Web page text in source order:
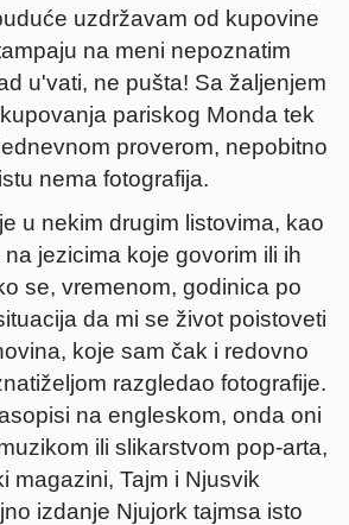
uzdržavam od kupovine
na meni nepoznatim
u'vati, ne pušta! Sa žaljenjem
pariskog Monda tek
proverom, nepobitno
nema fotografija.
u nekim drugim listovima, kao
jezicima koje govorim ili ih
se, vremenom, godinica po
da mi se život poistoveti
koje sam čak i redovno
razgledao fotografije.
na engleskom, onda oni
ili slikarstvom pop-arta,
magazini, Tajm i Njusvik
izdanje Njujork tajmsa isto